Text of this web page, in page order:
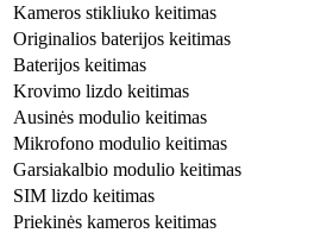
Kameros stikliuko keitimas
Originalios baterijos keitimas
Baterijos keitimas
Krovimo lizdo keitimas
Ausinės modulio keitimas
Mikrofono modulio keitimas
Garsiakalbio modulio keitimas
SIM lizdo keitimas
Priekinės kameros keitimas